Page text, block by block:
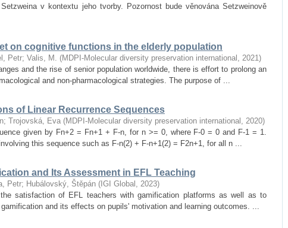
v kontextu jeho tvorby. Pozornost bude věnována Setzweinově
on cognitive functions in the elderly population
Petr; Valis, M. (MDPI-Molecular diversity preservation international , 2021)
and the rise of senior population worldwide, there is effort to prolong an
and non‐pharmacological strategies. The purpose of ...
of Linear Recurrence Sequences
; Trojovská, Eva (MDPI-Molecular diversity preservation international , 2020)
given by Fn+2 = Fn+1 + F-n, for n >= 0, where F-0 = 0 and F-1 = 1.
this sequence such as F-n(2) + F-n+1(2) = F2n+1, for all n ...
and Its Assessment in EFL Teaching
Petr; Hubálovský, Štěpán ( IGI Global , 2023)
satisfaction of EFL teachers with gamification platforms as well as to
and its effects on pupils' motivation and learning outcomes. ...